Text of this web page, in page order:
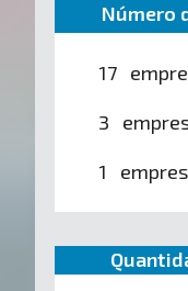
Número
17
3
1